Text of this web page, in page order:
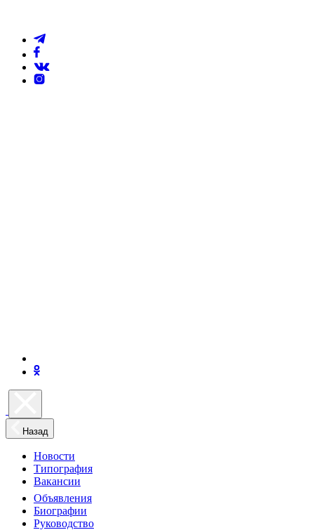
Назад
Новости
Типография
Вакансии
Объявления
Биографии
Руководство